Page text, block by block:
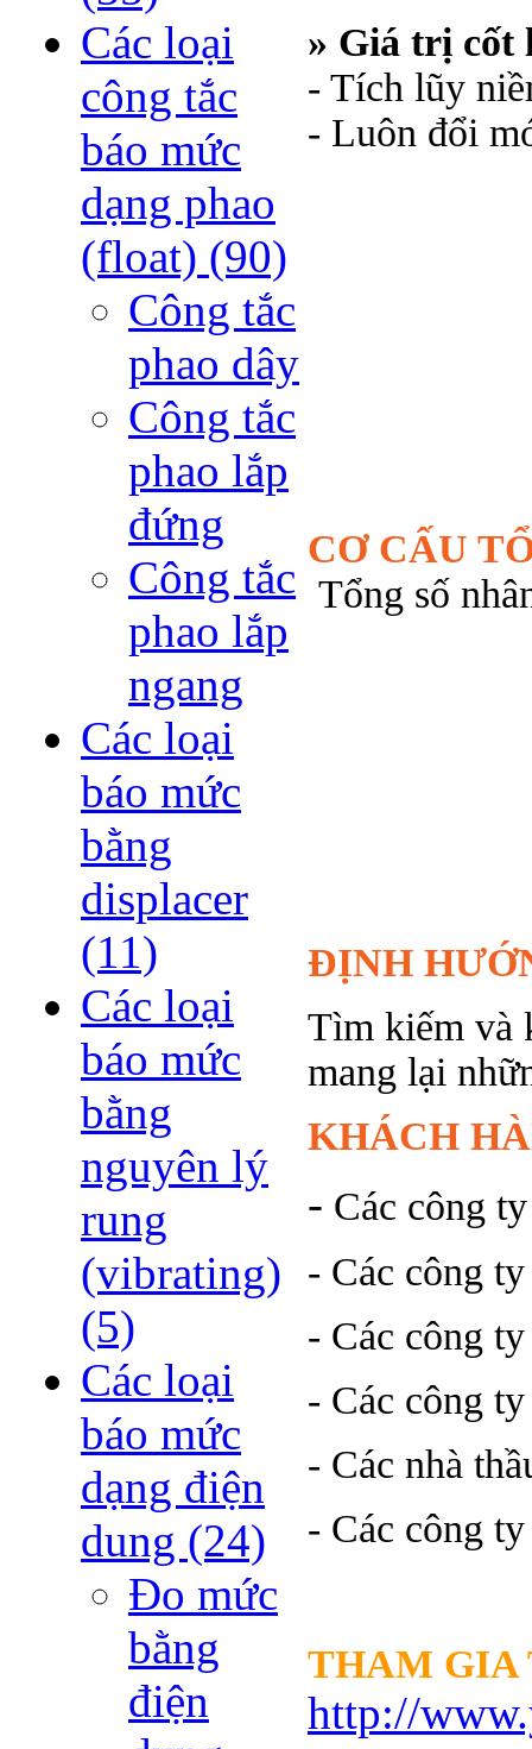
Các loại
công tắc
báo mức
dạng phao
(float) (90)
Công tắc
phao dây
Công tắc
phao lắp
đứng
Công tắc
phao lắp
ngang
Các loại
báo mức
bằng
displacer
(11)
Các loại
báo mức
bằng
nguyên lý
rung
(vibrating)
(5)
Các loại
báo mức
dạng điện
dung (24)
Đo mức
bằng
điện
» Giá trị cốt
- Tích lũy
- Luôn đổi
CƠ CẤU
Tổng số
ĐỊNH
Tìm kiếm và
mang lại
KHÁCH
- Các công
- Các công
- Các công
- Các công
- Các nhà
- Các công
THAM
http://